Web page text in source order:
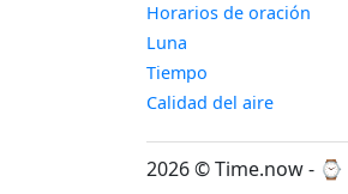
Horarios de oración
Luna
Tiempo
Calidad del aire
2026 © Time.now - ⌚